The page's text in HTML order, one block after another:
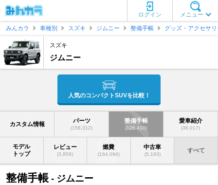
メニュー
ログイン
みんカラ
車種別 スズキ ジムニー 整備手帳 グッズ・アクセサ
スズキ
ジムニー
人気のコンパクトSUVを比較！
カスタム情報 パーツ
(158,312)
整備手帳
(126,410)
愛車紹介
(36,017)
モデル
トップ
レビュー
(3,859)
燃費
(164,094)
中古車
(5,193)
すべて
整備手帳 - ジムニー